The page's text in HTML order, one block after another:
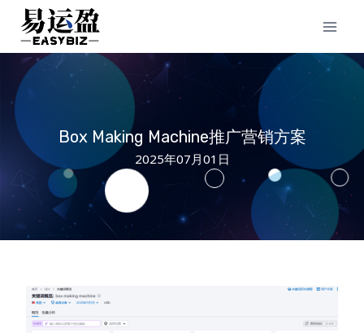
content
Box Making Machine推广营销方案
2025年07月01日